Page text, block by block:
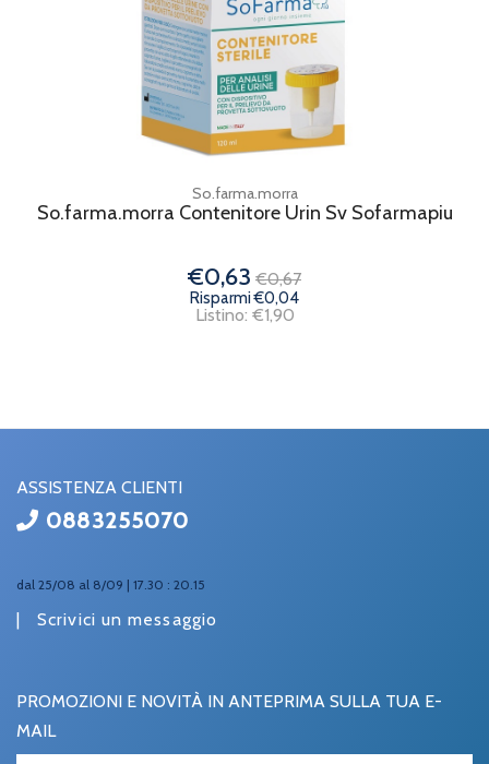
So.farma.morra
So.farma.morra Contenitore Urin Sv Sofarmapiu
€0,63 €0,67
Risparmi €0,04
Listino: €1,90
ASSISTENZA CLIENTI
0883255070
dal 25/08 al 8/09 | 17.30 : 20.15
| Scrivici un messaggio
PROMOZIONI E NOVITÀ IN ANTEPRIMA SULLA TUA E-
MAIL